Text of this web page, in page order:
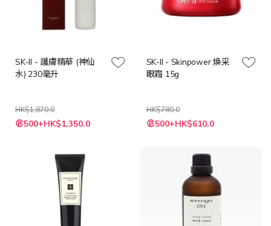
SK-II - 護膚精華 (神仙
水) 230毫升
HK$1,870.0
特
殊 500+HK$1,350.0
SK-II - Skinpower 煥采
眼霜 15g
HK$780.0
特
殊 500+HK$610.0